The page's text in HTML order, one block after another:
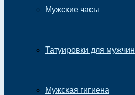
Мужские часы
Татуировки для мужчин
Мужская гигиена